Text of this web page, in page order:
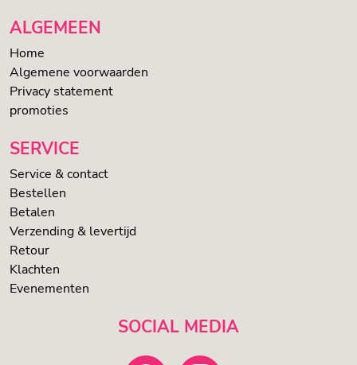
ALGEMEEN
Home
Algemene voorwaarden
Privacy statement
promoties
SERVICE
Service & contact
Bestellen
Betalen
Verzending & levertijd
Retour
Klachten
Evenementen
SOCIAL MEDIA